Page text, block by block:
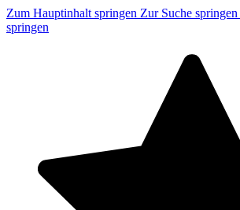
Zum Hauptinhalt springen Zur Suche springen
springen